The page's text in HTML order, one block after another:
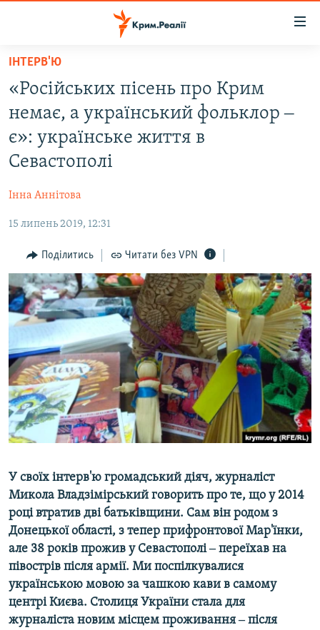
Перейти
основного
матеріалу
до
основної
Перейти
до
ВІДЕО ТА ФОТО
ПОЛІТИКА
ІНТЕРВ'Ю
ВСЕ ЗА ДЕНЬ
СПЕЦПРОЕКТИ
ДЕПОРТАЦІЯ
ВІДЕОУРОКИ «ELIFBE»
СВІДЧЕННЯ ОКУПАЦІЇ
УКРАЇНСЬКА ПРОБЛЕМА КРИМУ
ІНФОГРАФІКА
ЯК ОБІЙТИ БЛОКУВАННЯ
Русский
Qırımtatar
ДОЛУЧАЙСЯ!
Усі сайти RFE/RL
ІНТЕРВ'Ю
«Російських пісень про Крим
немає, а український фольклор ‒
є»: українське життя в
Севастополі
Інна Аннітова
15 липень 2019, 12:31
Поділитись Читати без VPN
У своїх інтерв'ю громадський діяч, журналіст
Микола Владзімірський говорить про те, що у 2014
році втратив дві батьківщини. Сам він родом з
Донецької області, з тепер прифронтової Мар'їнки,
але 38 років прожив у Севастополі ‒ переїхав на
півострів після армії. Ми поспілкувалися
українською мовою за чашкою кави в самому
центрі Києва. Столиця України стала для
журналіста новим місцем проживання ‒ після